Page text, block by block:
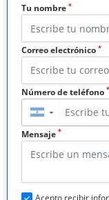
Tu nombre *
Correo electrónico *
Número de teléfono *
▼
Mensaje *
Acepto recibir